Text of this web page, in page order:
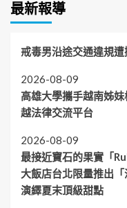
最新報導
戒毒男沿途交通違規
2026-08-09
高雄大學攜手越南姊
越法律交流平台
2026-08-09
最接近寶石的果實「
大飯店台北限量推出
演繹夏末頂級甜點